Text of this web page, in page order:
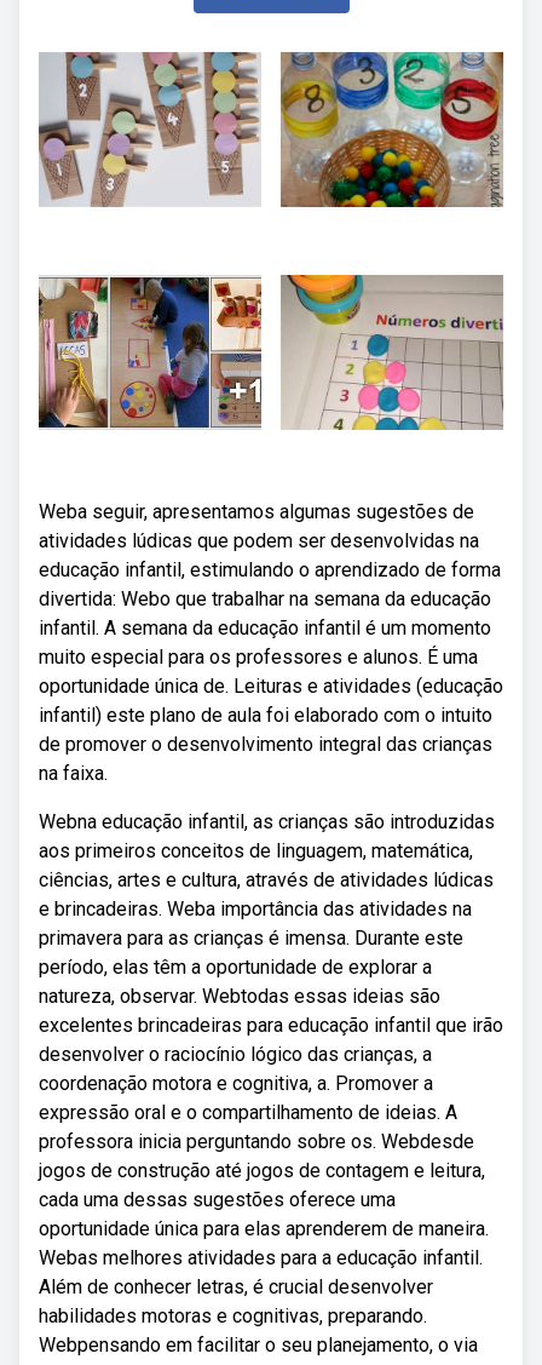
Weba seguir, apresentamos algumas sugestões de
atividades lúdicas que podem ser desenvolvidas na
educação infantil, estimulando o aprendizado de forma
divertida: Webo que trabalhar na semana da educação
infantil. A semana da educação infantil é um momento
muito especial para os professores e alunos. É uma
oportunidade única de. Leituras e atividades (educação
infantil) este plano de aula foi elaborado com o intuito
de promover o desenvolvimento integral das crianças
na faixa.
Webna educação infantil, as crianças são introduzidas
aos primeiros conceitos de linguagem, matemática,
ciências, artes e cultura, através de atividades lúdicas
e brincadeiras. Weba importância das atividades na
primavera para as crianças é imensa. Durante este
período, elas têm a oportunidade de explorar a
natureza, observar. Webtodas essas ideias são
excelentes brincadeiras para educação infantil que irão
desenvolver o raciocínio lógico das crianças, a
coordenação motora e cognitiva, a. Promover a
expressão oral e o compartilhamento de ideias. A
professora inicia perguntando sobre os. Webdesde
jogos de construção até jogos de contagem e leitura,
cada uma dessas sugestões oferece uma
oportunidade única para elas aprenderem de maneira.
Webas melhores atividades para a educação infantil.
Além de conhecer letras, é crucial desenvolver
habilidades motoras e cognitivas, preparando.
Webpensando em facilitar o seu planejamento, o via